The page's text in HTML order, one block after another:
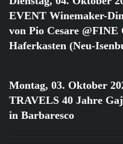
EVENT Winemaker-
von Pio Cesare
Haferkasten (Neu-
Montag, 03. Oktober
TRAVELS 40 Jahre
in Barbaresco